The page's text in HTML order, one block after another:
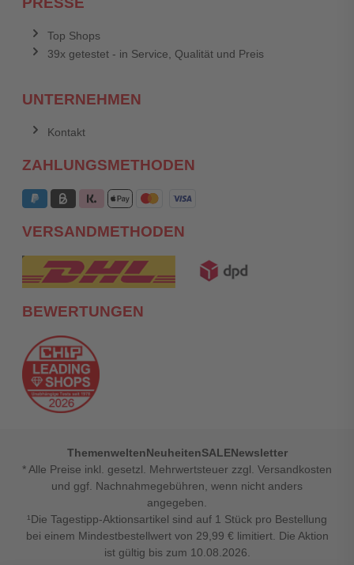
Top Shops
39x getestet - in Service, Qualität und Preis
UNTERNEHMEN
Kontakt
ZAHLUNGSMETHODEN
VERSANDMETHODEN
BEWERTUNGEN
ThemenweltenNeuheitenSALENewsletter
* Alle Preise inkl. gesetzl. Mehrwertsteuer zzgl. Versandkosten
und ggf. Nachnahmegebühren, wenn nicht anders
angegeben.
¹Die Tagestipp-Aktionsartikel sind auf 1 Stück pro Bestellung
bei einem Mindestbestellwert von 29,99 € limitiert. Die Aktion
ist gültig bis zum 10.08.2026.